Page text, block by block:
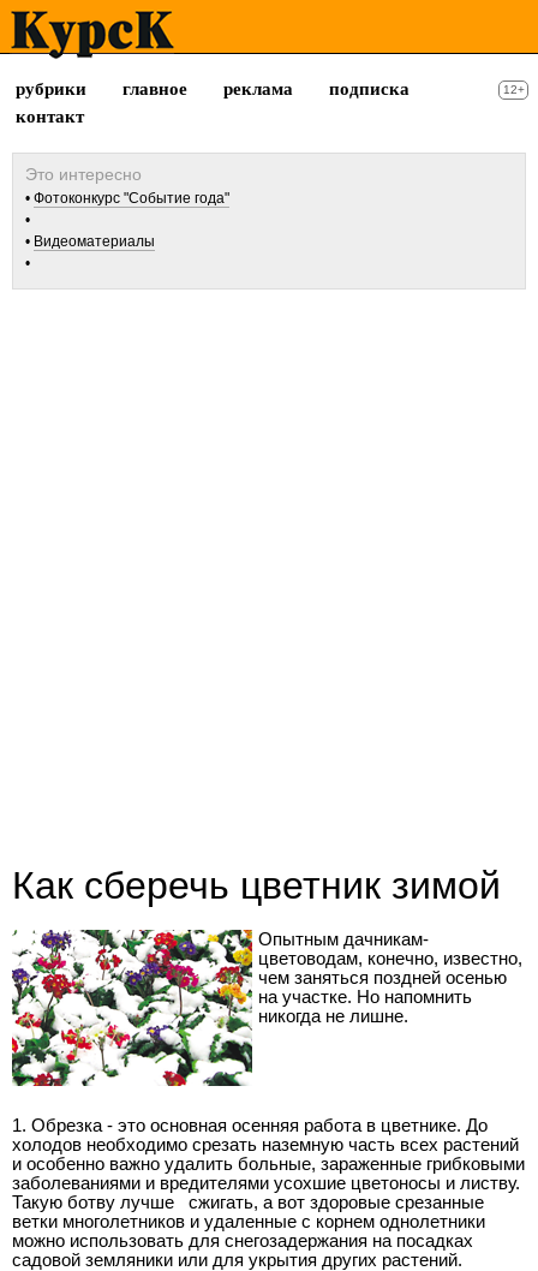
рубрики главное реклама
подписка
контакт
12+
Фотоконкурс "Событие года"
Видеоматериалы
Как сберечь цветник зимой
Опытным дачникам-
цветоводам, конечно, известно,
чем заняться поздней осенью
на участке. Но напомнить
никогда не лишне.
1. Обрезка - это основная осенняя работа в цветнике. До
холодов необходимо срезать наземную часть всех растений
и особенно важно удалить больные, зараженные грибковыми
заболеваниями и вредителями усохшие цветоносы и листву.
Такую ботву лучше
сжигать, а вот здоровые срезанные
ветки многолетников и удаленные с корнем однолетники
можно использовать для снегозадержания на посадках
садовой земляники или для укрытия других растений.